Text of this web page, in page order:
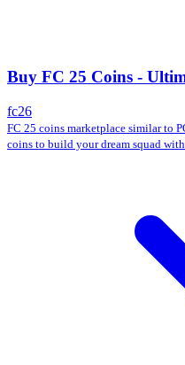
Buy FC 25 Coins -
fc26
FC 25 coins marketplace similar to
coins to build your dream squad